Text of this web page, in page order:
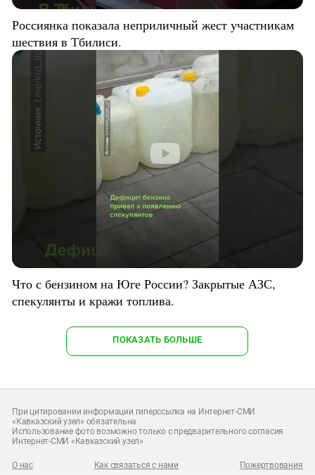
Россиянка показала неприличный жест участникам
шествия в Тбилиси.
Что с бензином на Юге России? Закрытые АЗС,
спекулянты и кражи топлива.
ПОКАЗАТЬ БОЛЬШЕ
При цитировании информации гиперссылка на Интернет-СМИ
«Кавказский узел» обязательна
Использование фото возможно только с предварительного согласия
Интернет-СМИ «Кавказский узел»
О нас Как связаться с нами Пожертвования